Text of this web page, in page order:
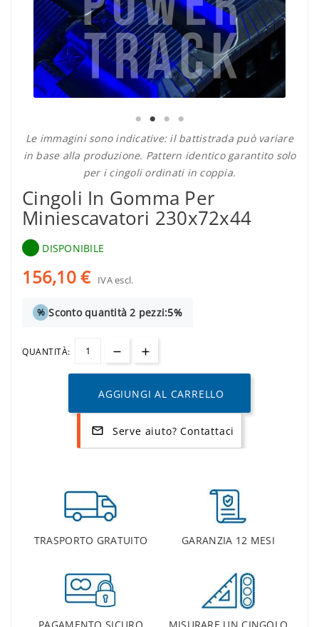
Le immagini sono indicative: il battistrada può variare
in base alla produzione. Pattern identico garantito solo
per i cingoli ordinati in coppia.
Cingoli In Gomma Per
Miniescavatori 230x72x44
DISPONIBILE
156,10 € IVA escl.
% Sconto quantità 2 pezzi:5%
QUANTITÀ:
AGGIUNGI AL CARRELLO
mail_outline Serve aiuto? Contattaci
TRASPORTO GRATUITO GARANZIA 12 MESI